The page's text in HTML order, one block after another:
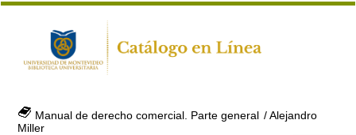
Manual de derecho comercial. Parte general / Alejandro
Miller